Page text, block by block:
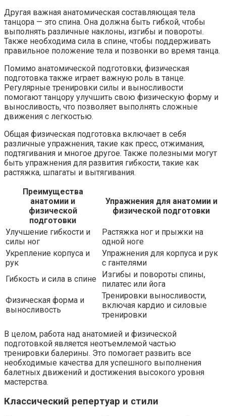
Другая важная анатомическая составляющая тела
танцора — это спина. Она должна быть гибкой, чтобы
выполнять различные наклоны, изгибы и повороты.
Также необходима сила в спине, чтобы поддерживать
правильное положение тела и позвонки во время танца.
Помимо анатомической подготовки, физическая
подготовка также играет важную роль в танце.
Регулярные тренировки силы и выносливости
помогают танцору улучшить свою физическую форму и
выносливость, что позволяет выполнять сложные
движения с легкостью.
Общая физическая подготовка включает в себя
различные упражнения, такие как пресс, отжимания,
подтягивания и многое другое. Также полезными могут
быть упражнения для развития гибкости, такие как
растяжка, шпагаты и вытягивания.
Преимущества
анатомии и
физической
подготовки
Упражнения для анатомии и
физической подготовки
Улучшение гибкости и
силы ног
Растяжка ног и прыжки на
одной ноге
Укрепление корпуса и
рук
Упражнения для корпуса и рук
с гантелями
Гибкость и сила в спине
Изгибы и повороты спины,
пилатес или йога
Физическая форма и
выносливость
Тренировки выносливости,
включая кардио и силовые
тренировки
В целом, работа над анатомией и физической
подготовкой является неотъемлемой частью
тренировки балерины. Это помогает развить все
необходимые качества для успешного выполнения
балетных движений и достижения высокого уровня
мастерства.
Классический репертуар и стили